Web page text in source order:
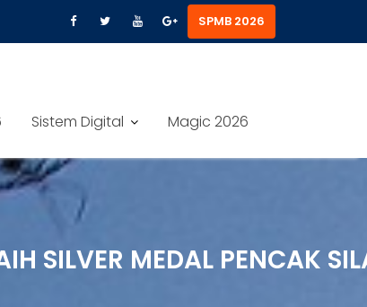
SPMB 2026
Sistem Digital Magic 2026
SILVER MEDAL PENCAK